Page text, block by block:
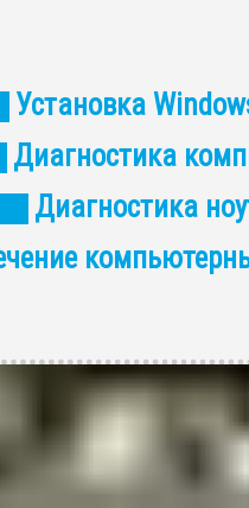
Установка
Диагностика
Диагностика